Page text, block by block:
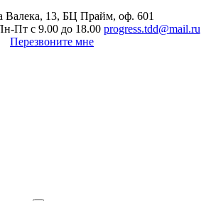
Валека, 13, БЦ Прайм, оф. 601
Пт с 9.00 до 18.00 progress.tdd@mail.ru
Перезвоните мне